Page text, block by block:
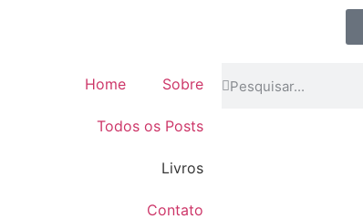
Home Sobre
Todos os Posts
Livros
Contato